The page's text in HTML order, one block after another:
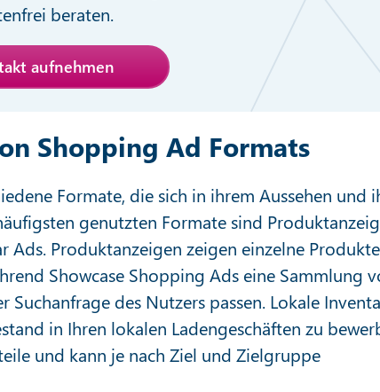
beraten.
aufnehmen
Shopping Ad Formats
Formate, die sich in ihrem Aussehen und
genutzten Formate sind
Ads. Produktanzeigen zeigen einzelne Produkte
Showcase Shopping Ads eine Sammlung
des Nutzers passen. Lokale
in Ihren lokalen Ladengeschäften zu
und kann je nach Ziel und Zielgruppe